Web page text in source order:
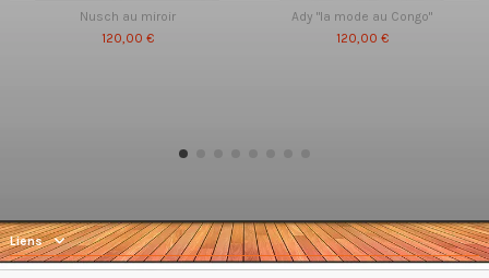
Nusch au miroir
120,00 €
Ady "la mode au Congo"
120,00 €
Liens